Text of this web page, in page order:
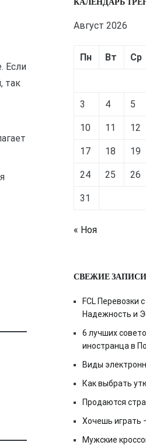
Если
так
Август 2026
Пн Вт Ср
3 4 5
10 11 12
17 18 19
24 25 26
31
« Ноя
СВЕЖИЕ ЗАПИСИ
FCL Перевозки
Надежность и
6 лучших
иностранца в
Виды
Как выбрать
Продаются
Хочешь играть
Мужские